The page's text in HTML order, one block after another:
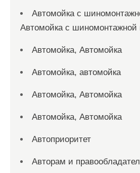
Автомойка с
Автомойка с шиномонтажной
Автомойка, Автомойка
Автомойка, автомойка
Автомойка, Автомойка
Автомойка, Автомойка
Автоприоритет
Авторам и